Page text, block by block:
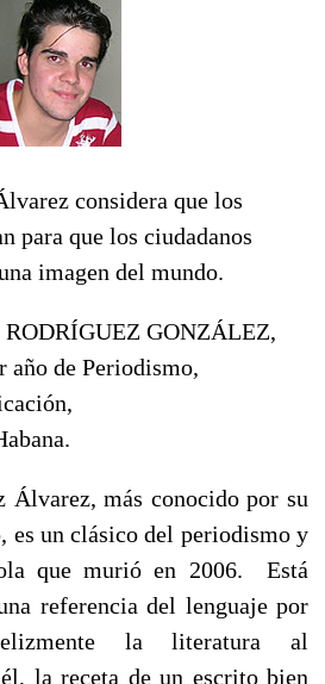
considera que los
para que los ciudadanos
imagen del mundo.
GONZÁLEZ,
año de Periodismo,
Álvarez, más conocido por su
es un clásico del periodismo y
que murió en 2006. Está
referencia del lenguaje por
la literatura al
la receta de un escrito bien